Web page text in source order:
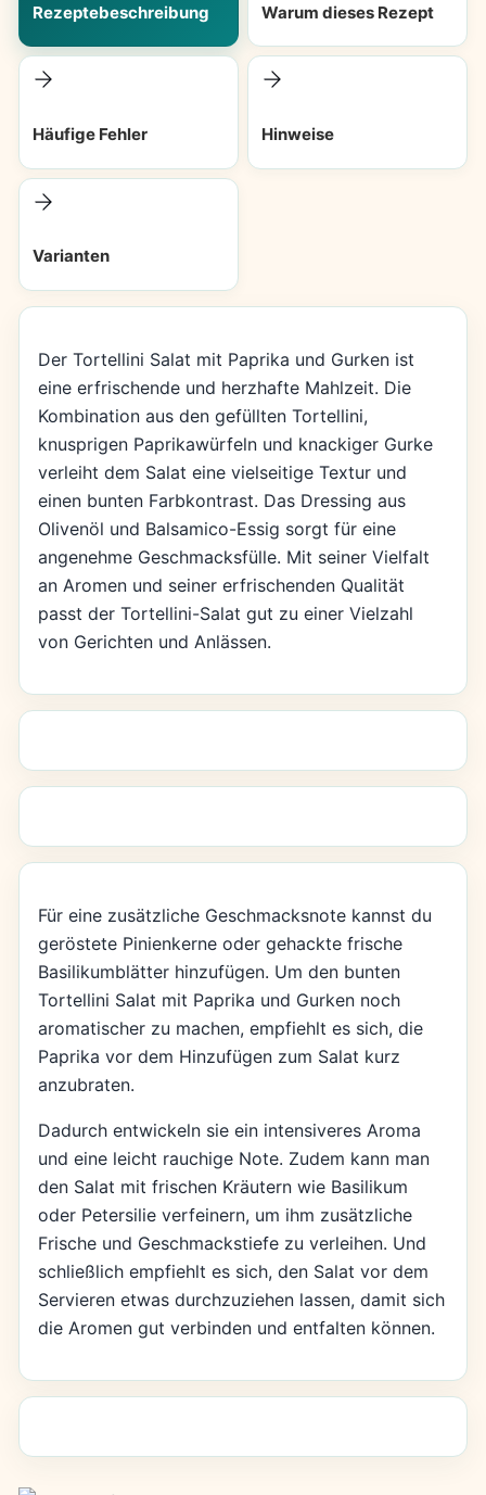
Rezeptebeschreibung Warum dieses Rezept
Häufige Fehler Hinweise
Varianten
Der Tortellini Salat mit Paprika und Gurken ist
eine erfrischende und herzhafte Mahlzeit. Die
Kombination aus den gefüllten Tortellini,
knusprigen Paprikawürfeln und knackiger Gurke
verleiht dem Salat eine vielseitige Textur und
einen bunten Farbkontrast. Das Dressing aus
Olivenöl und Balsamico-Essig sorgt für eine
angenehme Geschmacksfülle. Mit seiner Vielfalt
an Aromen und seiner erfrischenden Qualität
passt der Tortellini-Salat gut zu einer Vielzahl
von Gerichten und Anlässen.
Für eine zusätzliche Geschmacksnote kannst du
geröstete Pinienkerne oder gehackte frische
Basilikumblätter hinzufügen. Um den bunten
Tortellini Salat mit Paprika und Gurken noch
aromatischer zu machen, empfiehlt es sich, die
Paprika vor dem Hinzufügen zum Salat kurz
anzubraten.
Dadurch entwickeln sie ein intensiveres Aroma
und eine leicht rauchige Note. Zudem kann man
den Salat mit frischen Kräutern wie Basilikum
oder Petersilie verfeinern, um ihm zusätzliche
Frische und Geschmackstiefe zu verleihen. Und
schließlich empfiehlt es sich, den Salat vor dem
Servieren etwas durchzuziehen lassen, damit sich
die Aromen gut verbinden und entfalten können.